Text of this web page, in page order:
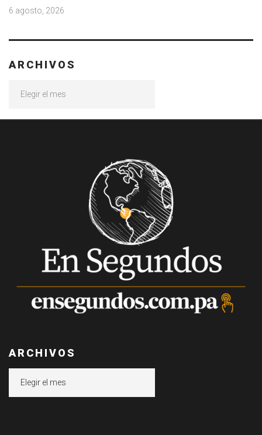
6 agosto, 2026
ARCHIVOS
ARCHIVOS